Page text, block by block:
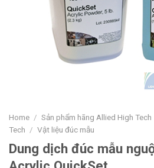
Home / Sản phẩm hãng Allied High Tech
Tech / Vật liệu đúc mẫu
Dung dịch đúc mẫu